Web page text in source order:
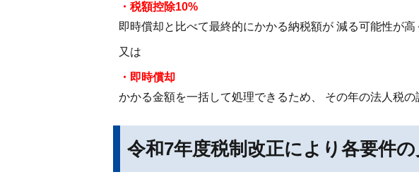
・税額控除10%
即時償却と比べて最終的にかかる納税額が 減る可能性が高
又は
・即時償却
かかる金額を一括して処理できるため、 その年の法人税の
令和7年度税制改正により各要件